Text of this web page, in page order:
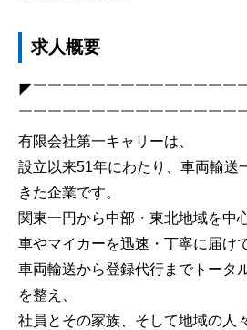
求人概要
◤￣￣￣￣￣￣￣￣￣￣￣￣￣￣
￣￣￣￣￣￣￣￣￣￣￣￣￣￣￣
有限会社第一キャリーは、
設立以来51年にわたり、車両輸送
きた企業です。
関東一円から中部・東北地域を中
車やマイカーを迅速・丁寧に届け
車両輸送から登録代行までトータ
を整え、
社員とその家族、そして地域の人